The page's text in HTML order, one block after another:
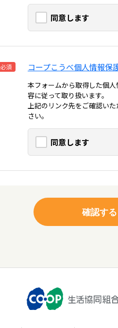
同意します
必須 コープこうべ個人情報保
本フォームから取得した個
容に従って取り扱います。
上記のリンク先をご確認い
さい。
同意します